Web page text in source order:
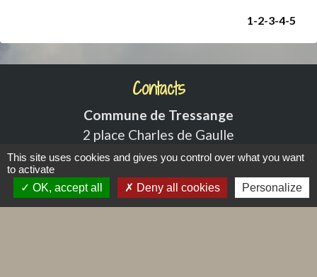
1 -2-3-4-5
Contacts
Commune de Tressange
2 place Charles de Gaulle
57710 Tressange - FRANCE
+33 3 82 59 10 30
Contact par formulaire
This site uses cookies and gives you control over what you want
to activate
OK, accept all
Deny all cookies Personalize